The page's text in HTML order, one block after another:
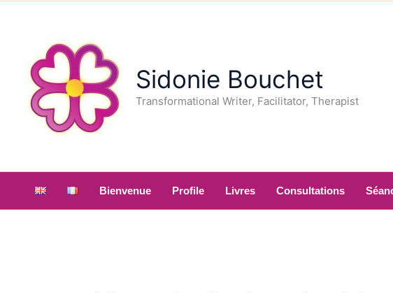
Sidonie Bouchet
Transformational Writer, Facilitator, Therapist
Bienvenue Profile Livres Consultations